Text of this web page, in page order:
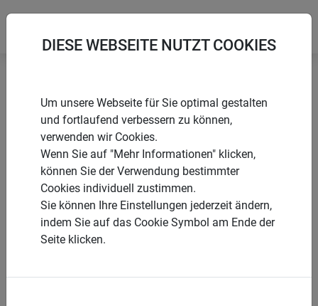
Startseite Pflanzstäbe Bambusrohr
PRODUKTE
BAMBUSROHR
DIESE WEBSEITE NUTZT COOKIES
Um unsere Webseite für Sie optimal gestalten
und fortlaufend verbessern zu können,
verwenden wir Cookies.
Wenn Sie auf "Mehr Informationen" klicken,
können Sie der Verwendung bestimmter
Cookies individuell zustimmen.
Sie können Ihre Einstellungen jederzeit ändern,
indem Sie auf das Cookie Symbol am Ende der
Seite klicken.